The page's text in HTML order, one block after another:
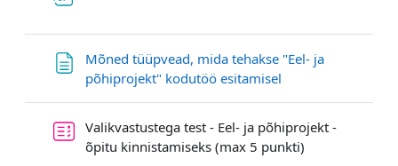
Mõned tüüpvead, mida tehakse "Eel- ja
põhiprojekt" kodutöö esitamisel
Valikvastustega test - Eel- ja põhiprojekt -
õpitu kinnistamiseks (max 5 punkti)